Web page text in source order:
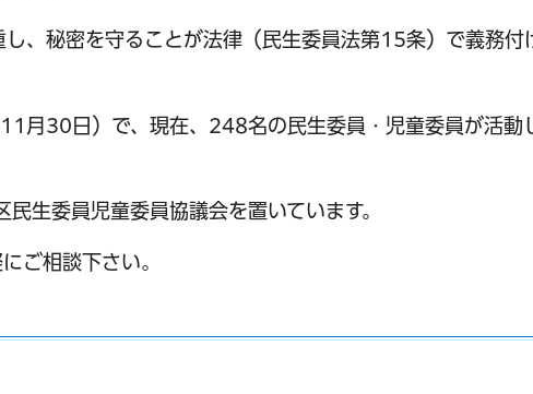
、秘密を守ることが法律（民生委員法第15条）で義務付
30日）で、現在、248名の民生委員・児童委員が活動
生委員児童委員協議会を置いています。
ご相談下さい。